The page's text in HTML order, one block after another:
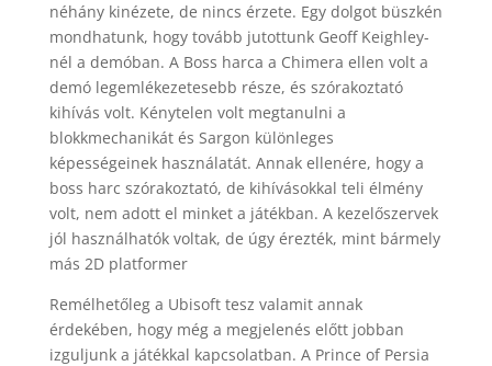
néhány kinézete, de nincs érzete. Egy dolgot büszkén
mondhatunk, hogy tovább jutottunk Geoff Keighley-
nél a demóban. A Boss harca a Chimera ellen volt a
demó legemlékezetesebb része, és szórakoztató
kihívás volt. Kénytelen volt megtanulni a
blokkmechanikát és Sargon különleges
képességeinek használatát. Annak ellenére, hogy a
boss harc szórakoztató, de kihívásokkal teli élmény
volt, nem adott el minket a játékban. A kezelőszervek
jól használhatók voltak, de úgy érezték, mint bármely
más 2D platformer
Remélhetőleg a Ubisoft tesz valamit annak
érdekében, hogy még a megjelenés előtt jobban
izguljunk a játékkal kapcsolatban. A Prince of Persia